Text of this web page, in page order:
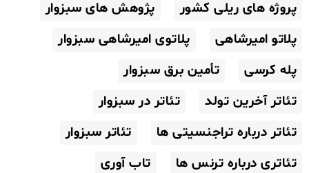
پروژه های ریلی کشور
پژوهش های سبزوار
پلاتو امیرشاهی
پلاتوی امیرشاهی سبزوار
پله کرسی
تأمین برق سبزوار
تئاتر آخرین تولد
تئاتر در سبزوار
تئاتر درباره تراجنسیتی ها
تئاتر سبزوار
تئاتری درباره ترنس ها
تاب آوری